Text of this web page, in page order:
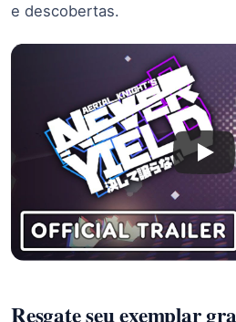
e descobertas.
Resgate seu exemplar